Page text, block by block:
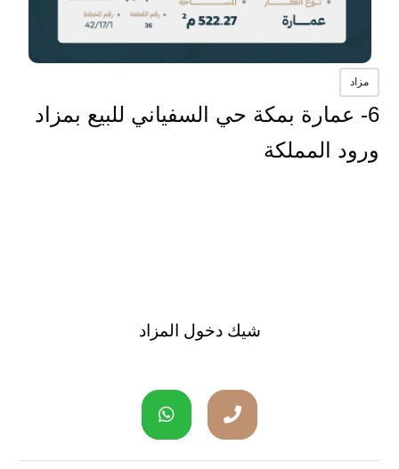
مزاد
6- عمارة بمكة حي السفياني للبيع بمزاد
ورود المملكة
شيك دخول المزاد